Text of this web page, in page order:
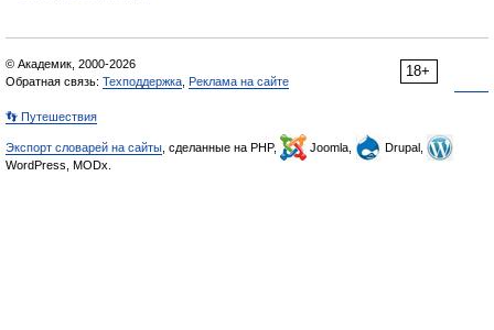
18+
© Академик, 2000-2026
Обратная связь: Техподдержка Реклама на сайте
👣 Путешествия
Экспорт словарей на сайты , сделанные на PHP, Joomla,
Drupal,
WordPress, MODx.